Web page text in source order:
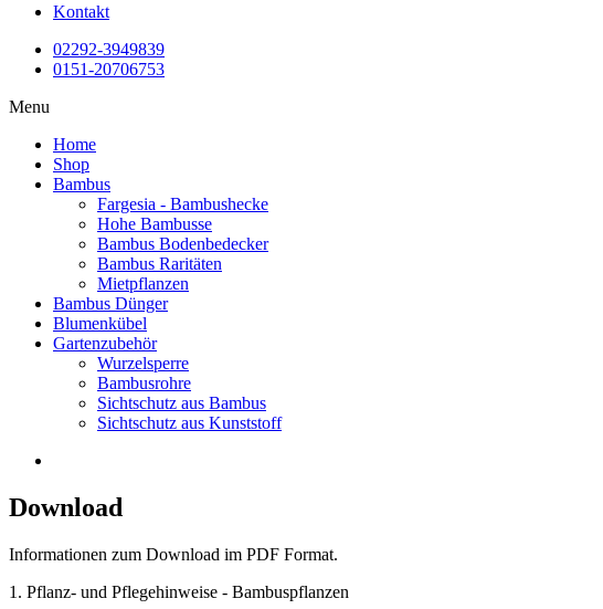
Kontakt
02292-3949839
0151-20706753
Menu
Home
Shop
Bambus
Fargesia - Bambushecke
Hohe Bambusse
Bambus Bodenbedecker
Bambus Raritäten
Mietpflanzen
Bambus Dünger
Blumenkübel
Gartenzubehör
Wurzelsperre
Bambusrohre
Sichtschutz aus Bambus
Sichtschutz aus Kunststoff
Download
Informationen zum Download im PDF Format.
1. Pflanz- und Pflegehinweise - Bambuspflanzen